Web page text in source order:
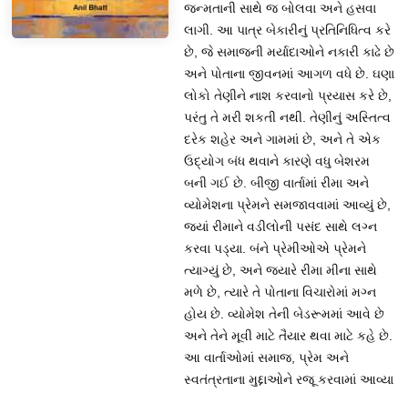
જન્મતાની સાથે જ બોલવા અને હસવા
લાગી. આ પાત્ર બેકારીનું પ્રતિનિધિત્વ કરે
છે, જે સમાજની મર્યાદાઓને નકારી કાઢે છે
અને પોતાના જીવનમાં આગળ વધે છે. ઘણા
લોકો તેણીને નાશ કરવાનો પ્રયાસ કરે છે,
પરંતુ તે મરી શકતી નથી. તેણીનું અસ્તિત્વ
દરેક શહેર અને ગામમાં છે, અને તે એક
ઉદ્યોગ બંધ થવાને કારણે વધુ બેશરમ
બની ગઈ છે. બીજી વાર્તામાં રીમા અને
વ્યોમેશના પ્રેમને સમજાવવામાં આવ્યું છે,
જ્યાં રીમાને વડીલોની પસંદ સાથે લગ્ન
કરવા પડ્યા. બંને પ્રેમીઓએ પ્રેમને
ત્યાગ્યું છે, અને જ્યારે રીમા મીના સાથે
મળે છે, ત્યારે તે પોતાના વિચારોમાં મગ્ન
હોય છે. વ્યોમેશ તેની બેડરૂમમાં આવે છે
અને તેને મૂવી માટે તૈયાર થવા માટે કહે છે.
આ વાર્તાઓમાં સમાજ, પ્રેમ અને
સ્વતંત્રતાના મુદ્દાઓને રજૂ કરવામાં આવ્યા